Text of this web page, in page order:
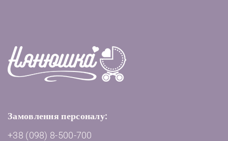
Замовлення персоналу:
+38 (098) 8-500-700